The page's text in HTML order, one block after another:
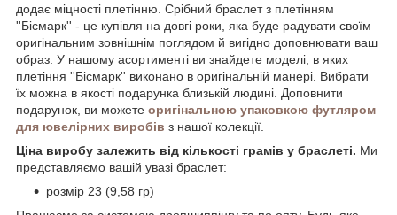
додає міцності плетінню. Срібний браслет з плетінням
''Бісмарк'' - це купівля на довгі роки, яка буде радувати своїм
оригінальним зовнішнім поглядом й вигідно доповнювати ваш
образ. У нашому асортименті ви знайдете моделі, в яких
плетіння ''Бісмарк'' виконано в оригінальній манері. Вибрати
їх можна в якості подарунка близькій людині. Доповнити
подарунок, ви можете оригінальною упаковкою футляром
для ювелірних виробів з нашої колекції.
Ціна виробу залежить від кількості грамів у браслеті. Ми
представляємо вашій увазі браслет:
розмір 23 (9,58 гр)